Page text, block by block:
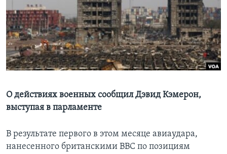
Learning English
СОЦИАЛЬНЫЕ СЕТИ
Языки
О действиях военных сообщил Дэвид Кэмерон,
выступая в парламенте
В результате первого в этом месяце авиаудара,
нанесенного британскими ВВС по позициям